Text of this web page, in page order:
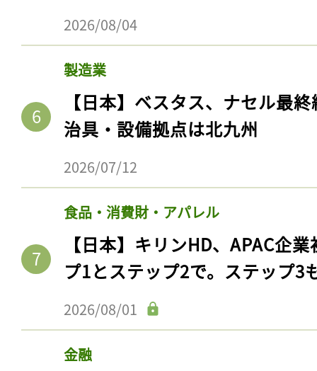
2026/08/04
製造業
【日本】ベスタス、ナセル最
治具・設備拠点は北九州
2026/07/12
食品・消費財・アパレル
【日本】キリンHD、APAC企
プ1とステップ2で。ステップ3
2026/08/01
金融
記事をお気に入りに
ログインが必